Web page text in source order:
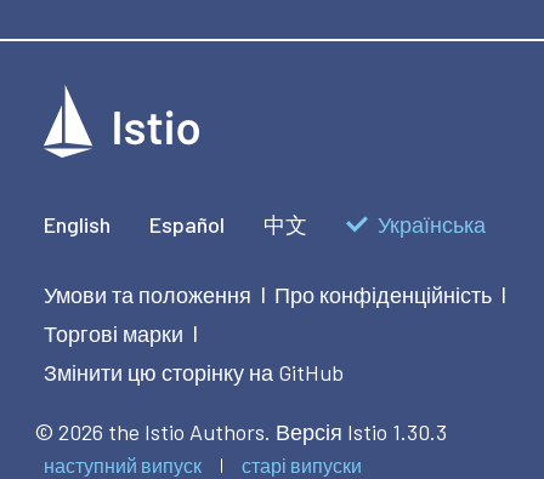
English Español 中文 Українська
Умови та положення | Про конфіденційність |
Торгові марки |
Змінити цю сторінку на GitHub
© 2026 the Istio Authors. Версія Istio 1.30.3
наступний випуск старі випуски